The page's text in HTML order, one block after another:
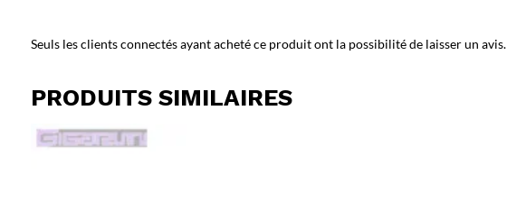
Seuls les clients connectés ayant acheté ce produit ont la possibilité de laisser un avis.
PRODUITS SIMILAIRES